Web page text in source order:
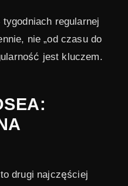
regularnej
nie „od czasu do
jest kluczem.
drugi najczęściej